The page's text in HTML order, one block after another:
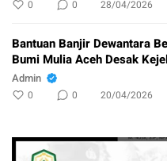
0 0 28/04/2026
Bantuan Banjir Dewantara
Bumi Mulia Aceh Desak
Admin
0 0 20/04/2026